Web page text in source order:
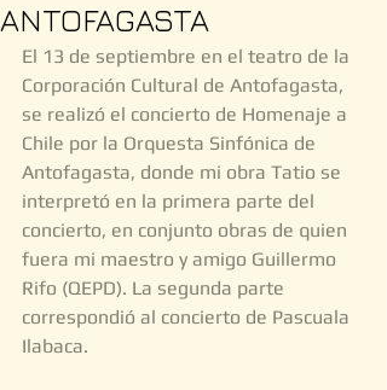
ANTOFAGASTA
El 13 de septiembre en el teatro de la
Corporación Cultural de Antofagasta,
se realizó el concierto de Homenaje a
Chile por la Orquesta Sinfónica de
Antofagasta, donde mi obra Tatio se
interpretó en la primera parte del
concierto, en conjunto obras de quien
fuera mi maestro y amigo Guillermo
Rifo (QEPD). La segunda parte
correspondió al concierto de Pascuala
Ilabaca.